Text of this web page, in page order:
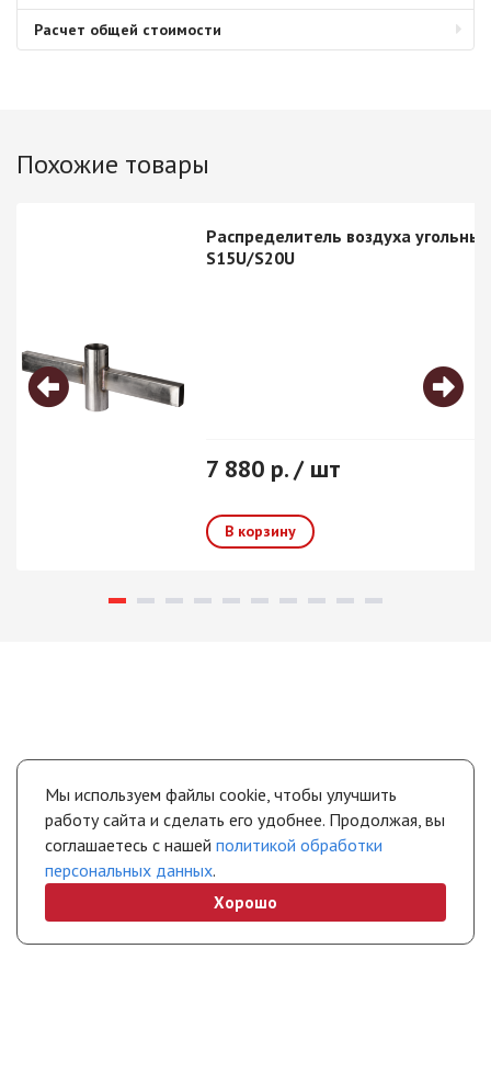
Расчет общей стоимости
Похожие товары
Распределитель воздуха угольный
S15U/S20U
7 880 р. / шт
Мы используем файлы cookie, чтобы улучшить
работу сайта и сделать его удобнее. Продолжая, вы
соглашаетесь с нашей политикой обработки
персональных данных.
Хорошо